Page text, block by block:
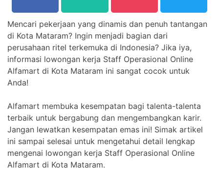
Mencari pekerjaan yang dinamis dan penuh tantangan
di Kota Mataram? Ingin menjadi bagian dari
perusahaan ritel terkemuka di Indonesia? Jika iya,
informasi lowongan kerja Staff Operasional Online
Alfamart di Kota Mataram ini sangat cocok untuk
Anda!
Alfamart membuka kesempatan bagi talenta-talenta
terbaik untuk bergabung dan mengembangkan karir.
Jangan lewatkan kesempatan emas ini! Simak artikel
ini sampai selesai untuk mengetahui detail lengkap
mengenai lowongan kerja Staff Operasional Online
Alfamart di Kota Mataram.